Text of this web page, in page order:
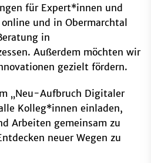
für Expert*innen und
und in Obermarchtal
in
Außerdem möchten wir
gezielt fördern.
„Neu-Aufbruch Digitaler
Kolleg*innen einladen,
Arbeiten gemeinsam zu
neuer Wegen zu